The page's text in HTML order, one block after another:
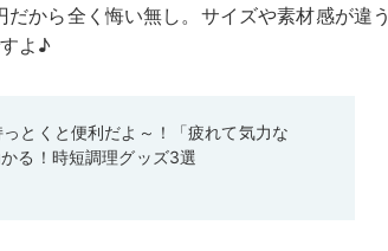
から全く悔い無し。サイズや素材感が違う
よ♪
とくと便利だよ～！「疲れて気力な
る！時短調理グッズ3選